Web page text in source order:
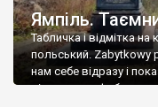
Ямпіль.
Табличка і відмітка
польський. Zabytkowy
нам себе відразу і
віднести до